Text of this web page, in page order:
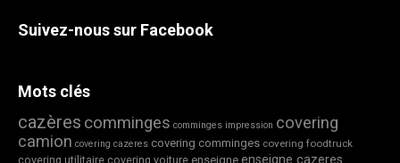
Suivez-nous sur Facebook
Mots clés
cazères comminges comminges impression covering
camion covering cazeres covering comminges covering foodtruck
covering utilitaire covering voiture enseigne